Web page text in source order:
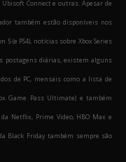
Connect e outras. Apesar de
também estão disponíveis nos
(e PS4), notícias sobre Xbox Series
postagens diárias, existem alguns
de PC, mensais como a lista de
Game Pass Ultimate) e também
Netflix, Prime Video, HBO Max e
Black Friday também sempre são